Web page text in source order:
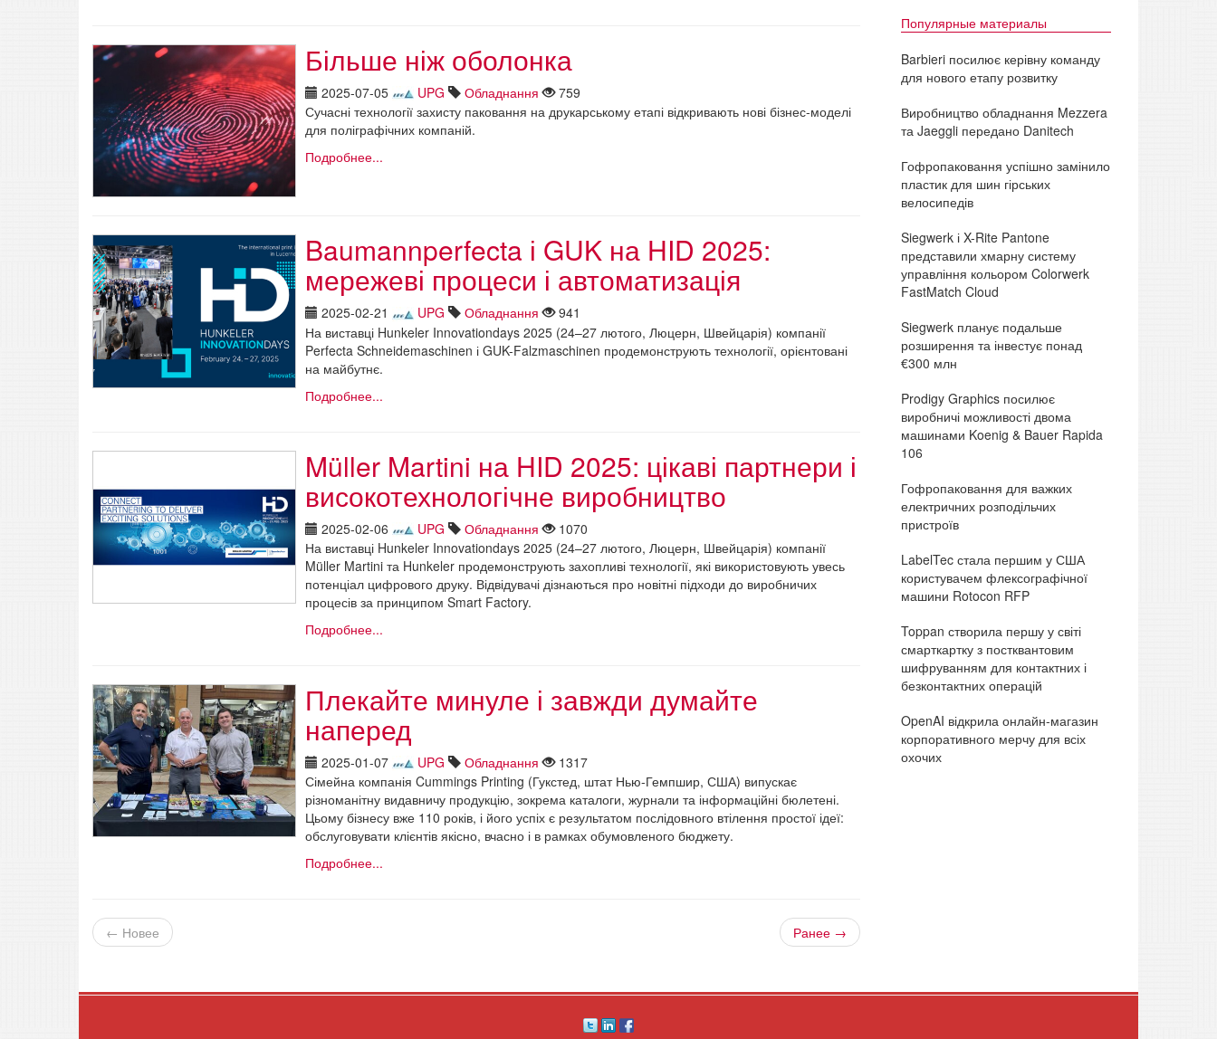
Більше ніж оболонка
2025-07-05 UPG Обладнання
759
Сучасні технології захисту паковання на друкарському етапі відкривають нові бізнес-моделі
для поліграфічних компаній.
Подробнее...
Baumannperfecta і GUK на HID 2025:
мережеві процеси і автоматизація
2025-02-21 UPG Обладнання
941
На виставці Hunkeler Innovationdays 2025 (24–27 лютого, Люцерн, Швейцарія) компанії
Perfecta Schneidemaschinen і GUK-Falzmaschinen продемонструють технології, орієнтовані
на майбутнє.
Подробнее...
Müller Martini на HID 2025: цікаві партнери і
високотехнологічне виробництво
2025-02-06 UPG Обладнання
1070
На виставці Hunkeler Innovationdays 2025 (24–27 лютого, Люцерн, Швейцарія) компанії
Müller Martini та Hunkeler продемонструють захопливі технології, які використовують увесь
потенціал цифрового друку. Відвідувачі дізнаються про новітні підходи до виробничих
процесів за принципом Smart Factory.
Подробнее...
Плекайте минуле і завжди думайте
наперед
2025-01-07 UPG Обладнання
1317
Сімейна компанія Cummings Printing (Гукстед, штат Нью-Гемпшир, США) випускає
різноманітну видавничу продукцію, зокрема каталоги, журнали та інформаційні бюлетені.
Цьому бізнесу вже 110 років, і його успіх є результатом послідовного втілення простої ідеї:
обслуговувати клієнтів якісно, вчасно і в рамках обумовленого бюджету.
Подробнее...
← Новее Ранее →
Популярные материалы
Barbieri посилює керівну команду
для нового етапу розвитку
Виробництво обладнання Mezzera
та Jaeggli передано Danitech
Гофропаковання успішно замінило
пластик для шин гірських
велосипедів
Siegwerk і X-Rite Pantone
представили хмарну систему
управління кольором Colorwerk
FastMatch Cloud
Siegwerk планує подальше
розширення та інвестує понад
€300 млн
Prodigy Graphics посилює
виробничі можливості двома
машинами Koenig & Bauer Rapida
106
Гофропаковання для важких
електричних розподільчих
пристроїв
LabelTec стала першим у США
користувачем флексографічної
машини Rotocon RFP
Toppan створила першу у світі
смарткартку з постквантовим
шифруванням для контактних і
безконтактних операцій
OpenAI відкрила онлайн-магазин
корпоративного мерчу для всіх
охочих